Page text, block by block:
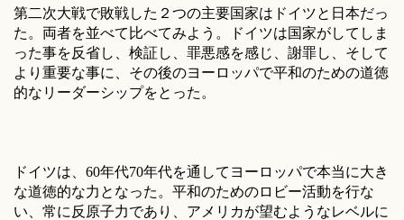
第二次大戦で敗戦した２つの主要国家はドイツと日本だっ
た。両者を並べて比べてみよう。ドイツは国家がしてしま
った事を反省し、検証し、罪悪感を感じ、謝罪し、そして
より重要な事に、その後のヨーロッパで平和のための道徳
的なリーダーシップをとった。
ドイツは、60年代70年代を通してヨーロッパで本当に大き
な道徳的な力となった。平和のためのロビー活動を行な
い、常に反原子力であり、アメリカが望むようなレベルに